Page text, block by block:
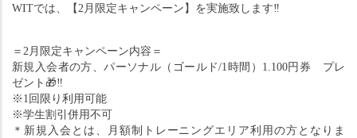
WITでは、【2月限定キャンペーン】を実施致します‼️
＝2月限定キャンペーン内容＝
新規入会者の方、パーソナル（ゴールド/1時間）1.100円券　プレ
ゼント 🎁‼︎
※1回限り利用可能
※学生割引併用不可
＊新規入会とは、月額制トレーニングエリア利用の方となりま